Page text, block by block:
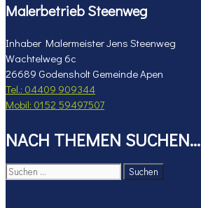
Malerbetrieb Steenweg
Inhaber Malermeister Jens Steenweg
Wachtelweg 6c
26689 Godensholt Gemeinde Apen
Tel.: 04409 909344
Mobil: 0152 59497507
NACH THEMEN SUCHEN…
Suchen